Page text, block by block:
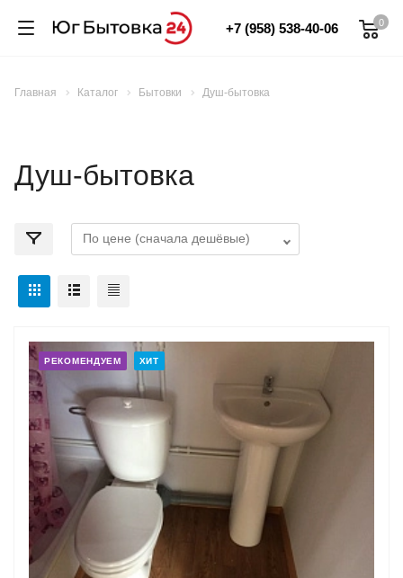
0
+7 (958) 538-40-06
Главная Каталог Бытовки Душ-бытовка
Душ-бытовка
РЕКОМЕНДУЕМ ХИТ